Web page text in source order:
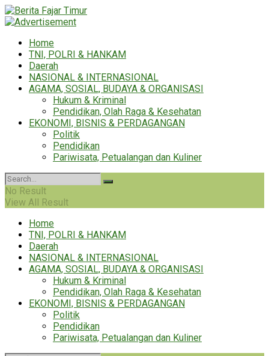
Home
TNI, POLRI & HANKAM
Daerah
NASIONAL & INTERNASIONAL
AGAMA, SOSIAL, BUDAYA & ORGANISASI
Hukum & Kriminal
Pendidikan, Olah Raga & Kesehatan
EKONOMI, BISNIS & PERDAGANGAN
Politik
Pendidikan
Pariwisata, Petualangan dan Kuliner
No Result
View All Result
Home
TNI, POLRI & HANKAM
Daerah
NASIONAL & INTERNASIONAL
AGAMA, SOSIAL, BUDAYA & ORGANISASI
Hukum & Kriminal
Pendidikan, Olah Raga & Kesehatan
EKONOMI, BISNIS & PERDAGANGAN
Politik
Pendidikan
Pariwisata, Petualangan dan Kuliner